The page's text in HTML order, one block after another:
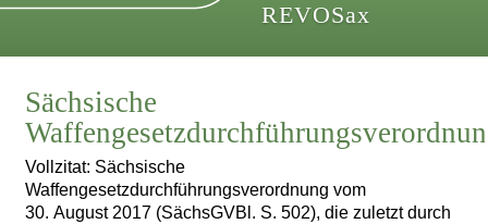
REVOSax
Sächsische
Vollzitat: Sächsische
Waffengesetzdurchführungsverordnung vom
30. August 2017 (SächsGVBl. S. 502), die zuletzt durch